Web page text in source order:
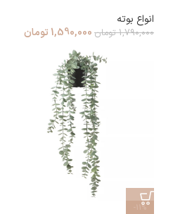
انواع بوته
1,790,000 تومان 1,590,000 تومان
-11%